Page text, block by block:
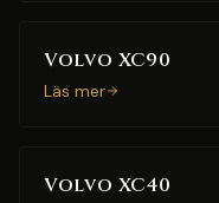
Volvo XC90
Läs mer
Volvo XC40